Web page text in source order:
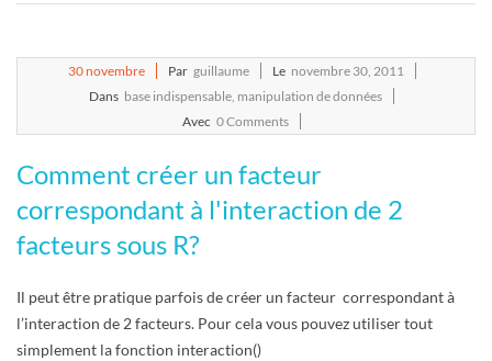
30novembre Par guillaume Le novembre 30, 2011
Dans base indispensable manipulation de données
Avec 0 Comments
Comment créer un facteur
correspondant à l'interaction de 2
facteurs sous R?
Il peut être pratique parfois de créer un facteur correspondant à
l’interaction de 2 facteurs. Pour cela vous pouvez utiliser tout
simplement la fonction interaction()